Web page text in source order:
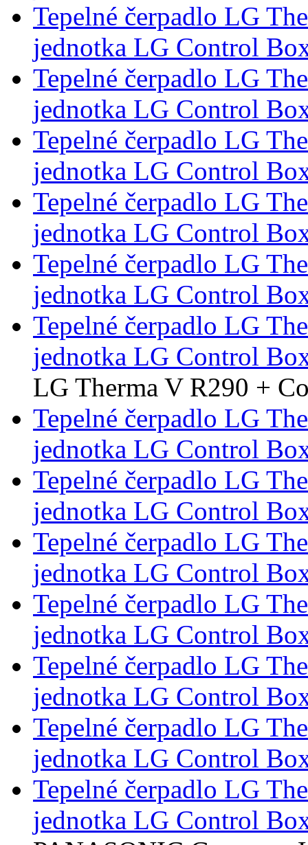
Tepelné čerpadlo LG
jednotka LG Control
Tepelné čerpadlo LG
jednotka LG Control
Tepelné čerpadlo LG
jednotka LG Control
Tepelné čerpadlo LG
jednotka LG Control
Tepelné čerpadlo LG
jednotka LG Control
Tepelné čerpadlo LG
jednotka LG Control
LG Therma V R290 +
Tepelné čerpadlo LG
jednotka LG Control
Tepelné čerpadlo LG
jednotka LG Control
Tepelné čerpadlo LG
jednotka LG Control
Tepelné čerpadlo LG
jednotka LG Control
Tepelné čerpadlo LG
jednotka LG Control
Tepelné čerpadlo LG
jednotka LG Control
Tepelné čerpadlo LG
jednotka LG Control